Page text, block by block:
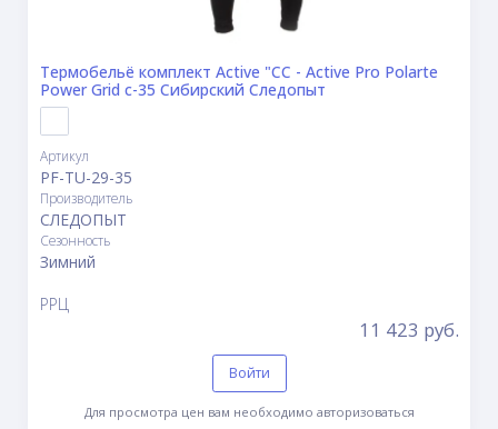
Термобельё комплект Active "CС - Active Pro Polarte
Power Grid c-35 Сибирский Следопыт
Артикул
PF-TU-29-35
Производитель
СЛЕДОПЫТ
Сезонность
Зимний
РРЦ
11 423 руб.
Войти
Для просмотра цен вам необходимо авторизоваться